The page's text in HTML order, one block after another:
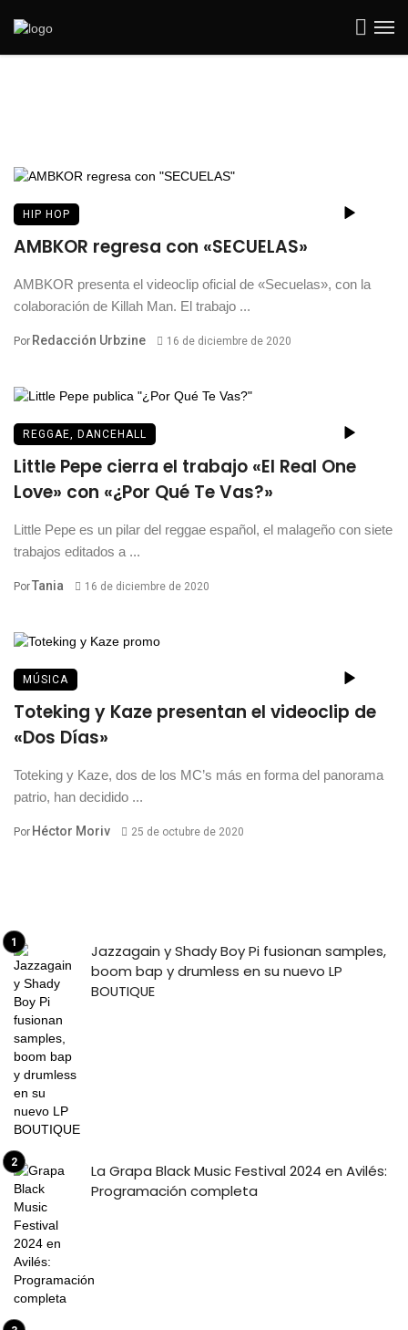
HIP HOP
AMBKOR regresa con «SECUELAS»
AMBKOR presenta el videoclip oficial de «Secuelas», con la
colaboración de Killah Man. El trabajo ...
Por Redacción Urbzine 16 de diciembre de 2020
REGGAE, DANCEHALL
Little Pepe cierra el trabajo «El Real One
Love» con «¿Por Qué Te Vas?»
Little Pepe es un pilar del reggae español, el malageño con siete
trabajos editados a ...
PorTania 16 de diciembre de 2020
MÚSICA
Toteking y Kaze presentan el videoclip de
«Dos Días»
Toteking y Kaze, dos de los MC’s más en forma del panorama
patrio, han decidido ...
Por Héctor Moriv 25 de octubre de 2020
Jazzagain y Shady Boy Pi fusionan samples,
boom bap y drumless en su nuevo LP
BOUTIQUE
La Grapa Black Music Festival 2024 en Avilés:
Programación completa